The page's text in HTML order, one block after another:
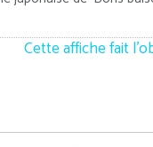
Cette affiche fait